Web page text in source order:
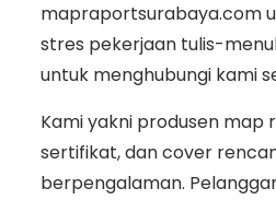
mapraportsurabaya.com
stres pekerjaan tulis-
untuk menghubungi kami
Kami yakni produsen map
sertifikat, dan cover
berpengalaman.